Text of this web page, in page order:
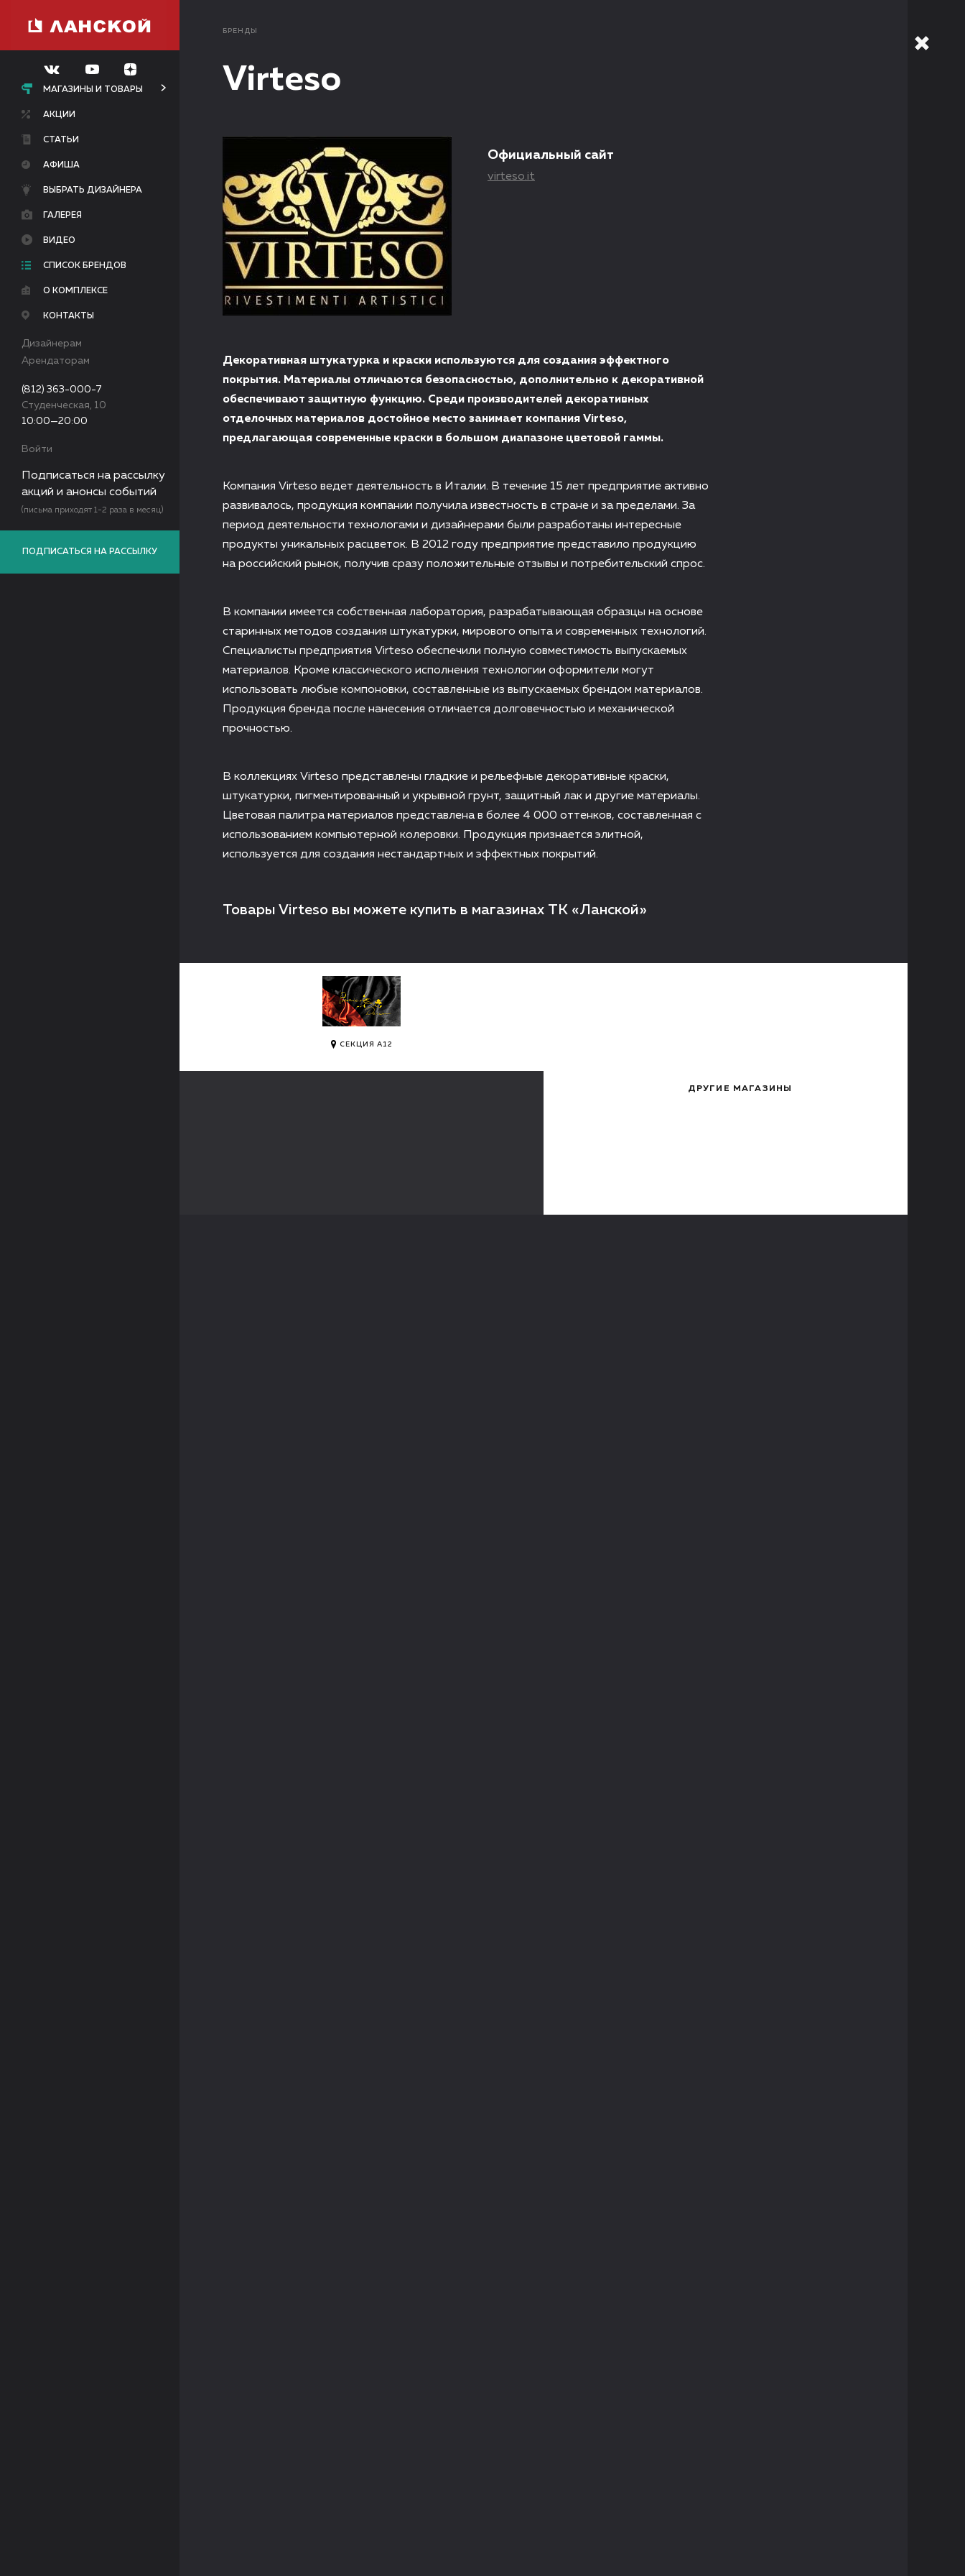
МАГАЗИНЫ И ТОВАРЫ
АКЦИИ
СТАТЬИ
АФИША
ВЫБРАТЬ ДИЗАЙНЕРА
ГАЛЕРЕЯ
ВИДЕО
СПИСОК БРЕНДОВ
О КОМПЛЕКСЕ
КОНТАКТЫ
Дизайнерам
Арендаторам
(812) 363-000-7
Студенческая, 10
10:00—20:00
Войти
Подписаться на рассылку
акций и анонсы событий
(письма приходят 1-2 раза в месяц)
ПОДПИСАТЬСЯ НА РАССЫЛКУ
БРЕНДЫ
Virteso
Официальный сайт
virteso.it
Декоративная штукатурка и краски используются для создания эффектного
покрытия. Материалы отличаются безопасностью, дополнительно к декоративной
обеспечивают защитную функцию. Среди производителей декоративных
отделочных материалов достойное место занимает компания Virteso,
предлагающая современные краски в большом диапазоне цветовой гаммы.
Компания Virteso ведет деятельность в Италии. В течение 15 лет предприятие активно
развивалось, продукция компании получила известность в стране и за пределами. За
период деятельности технологами и дизайнерами были разработаны интересные
продукты уникальных расцветок. В 2012 году предприятие представило продукцию
на российский рынок, получив сразу положительные отзывы и потребительский спрос.
В компании имеется собственная лаборатория, разрабатывающая образцы на основе
старинных методов создания штукатурки, мирового опыта и современных технологий.
Специалисты предприятия Virteso обеспечили полную совместимость выпускаемых
материалов. Кроме классического исполнения технологии оформители могут
использовать любые компоновки, составленные из выпускаемых брендом материалов.
Продукция бренда после нанесения отличается долговечностью и механической
прочностью.
В коллекциях Virteso представлены гладкие и рельефные декоративные краски,
штукатурки, пигментированный и укрывной грунт, защитный лак и другие материалы.
Цветовая палитра материалов представлена в более 4 000 оттенков, составленная с
использованием компьютерной колеровки. Продукция признается элитной,
используется для создания нестандартных и эффектных покрытий.
Товары Virteso вы можете купить в магазинах ТК «Ланской»
СЕКЦИЯ А12
ДРУГИЕ МАГАЗИНЫ